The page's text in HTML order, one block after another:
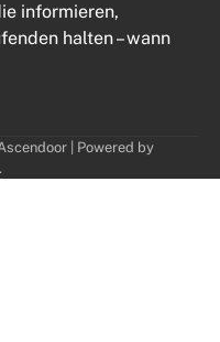
informieren,
halten – wann
| Powered by
.